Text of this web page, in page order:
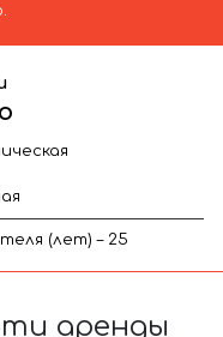
(лет) – 25
аренды